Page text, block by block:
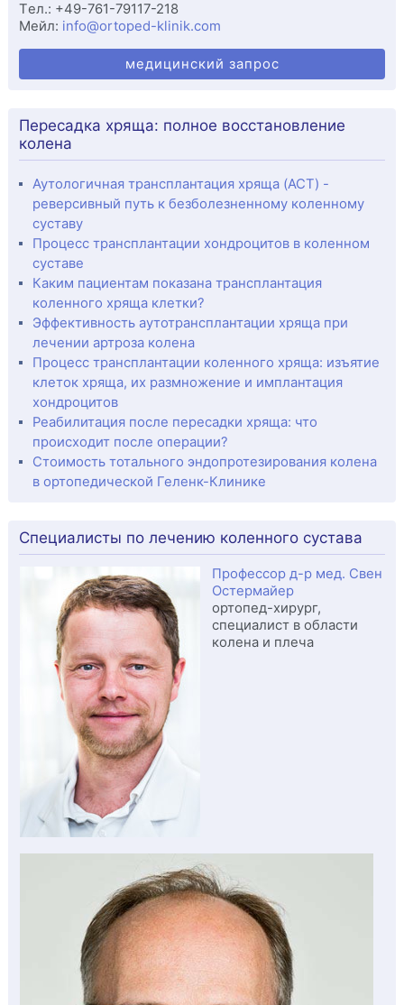
Tел.: +49-761-79117-218
Мейл: info@ortoped-klinik.com
медицинский запрос
Пересадка хряща: полное восстановление
колена
Аутологичная трансплантация хряща (ACT) -
реверсивный путь к безболезненному коленному
суставу
Процесс трансплантации хондроцитов в коленном
суставе
Каким пациентам показана трансплантация
коленного хряща клетки?
Эффективность аутотрансплантации хряща при
лечении артроза колена
Процесс трансплантации коленного хряща: изъятие
клеток хряща, их размножение и имплантация
хондроцитов
Реабилитация после пересадки хряща: что
происходит после операции?
Стоимость тотального эндопротезирования колена
в ортопедической Геленк-Клинике
Специалисты по лечению коленного сустава
Профессор д-р мед. Свен
Остермайер
ортопед-хирург,
специалист в области
колена и плеча